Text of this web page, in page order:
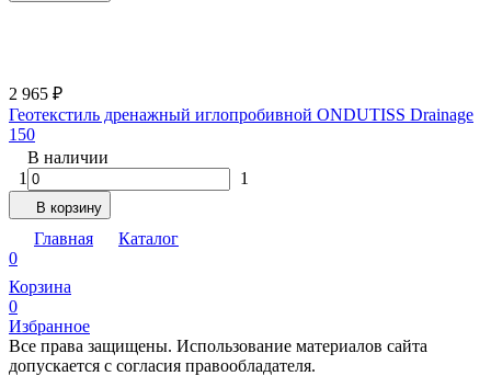
2 965 ₽
Геотекстиль дренажный иглопробивной ONDUTISS Drainage
150
В наличии
1
1
В корзину
Главная
Каталог
0
Корзина
0
Избранное
Все права защищены. Использование материалов сайта
допускается с согласия правообладателя.